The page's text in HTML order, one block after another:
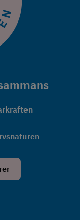
till annan webbplats.